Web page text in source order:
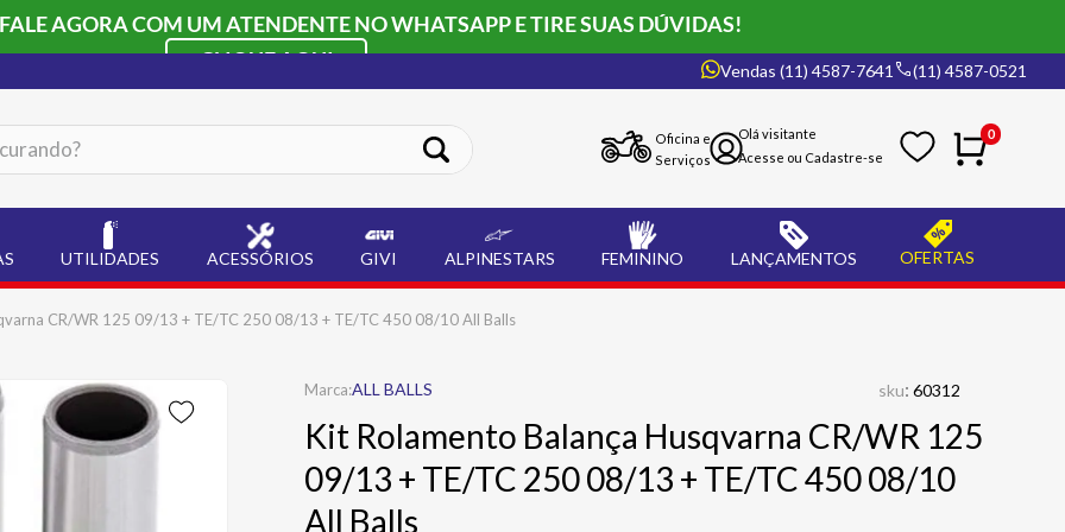
AGORA COM UM ATENDENTE NO WHATSAPP E TIRE SUAS DÚVIDAS!
CLIQUE AQUI
Vendas (11) 4587-7641 (11) 4587-0521
Oficina e
Serviços
0
UTILIDADES ACESSÓRIOS GIVI ALPINESTARS FEMININO LANÇAMENTOS OFERTAS
CR/WR 125 09/13 + TE/TC 250 08/13 + TE/TC 450 08/10 All Balls
ALL BALLS sku: 60312
Kit Rolamento Balança Husqvarna CR/WR 125
09/13 + TE/TC 250 08/13 + TE/TC 450 08/10
All Balls